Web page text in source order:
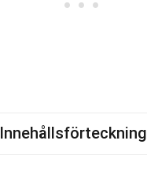
Innehållsförteckning